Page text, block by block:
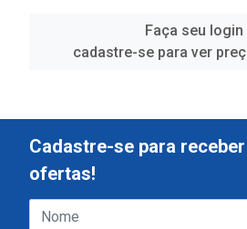
Faça seu login
cadastre-se para ver
Cadastre-se para
ofertas!